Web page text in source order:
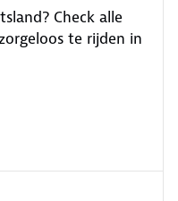
Check alle
te rijden in